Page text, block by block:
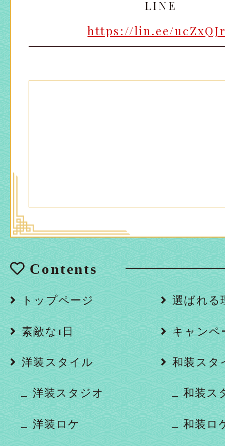
LINE
https://lin.ee/
Contents
トップページ 選ばれる
素敵な1日 キャンペ
洋装スタイル
洋装スタジオ
洋装ロケ
和装スタ
和装ス
和装ロ